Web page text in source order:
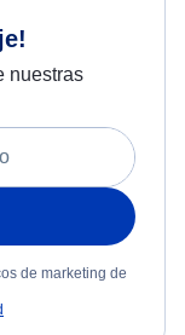
nuestras
de marketing de